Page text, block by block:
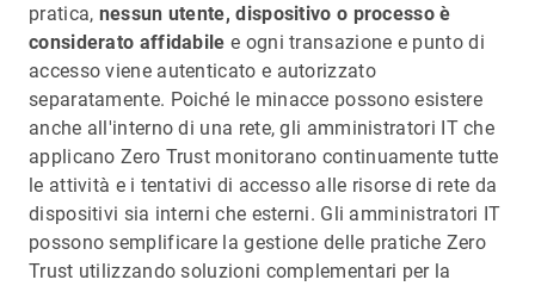
pratica, nessun utente, dispositivo o processo è
considerato affidabile e ogni transazione e punto di
accesso viene autenticato e autorizzato
separatamente. Poiché le minacce possono esistere
anche all'interno di una rete, gli amministratori IT che
applicano Zero Trust monitorano continuamente tutte
le attività e i tentativi di accesso alle risorse di rete da
dispositivi sia interni che esterni. Gli amministratori IT
possono semplificare la gestione delle pratiche Zero
Trust utilizzando soluzioni complementari per la